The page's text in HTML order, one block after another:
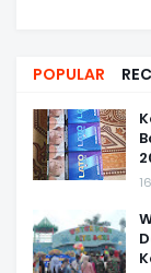
POPULAR